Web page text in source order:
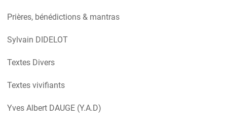
Prières, bénédictions & mantras
Sylvain DIDELOT
Textes Divers
Textes vivifiants
Yves Albert DAUGE (Y.A.D)